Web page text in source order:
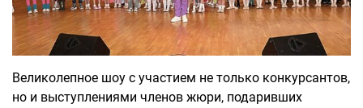
Великолепное шоу с участием не только конкурсантов,
но и выступлениями членов жюри, подаривших